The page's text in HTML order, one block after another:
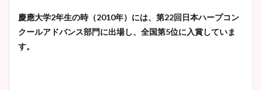
慶應大学2年生の時（2010年）には、第22回日本ハープコン
クールアドバンス部門に出場し、全国第5位に入賞していま
す。